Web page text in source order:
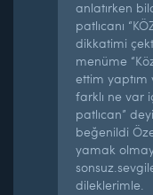
anlatırken
patlıcanı
dikkatimi
menüme
ettim yaptım
farklı ne var
patlıcan”
beğenildi
yamak
dileklerimle.